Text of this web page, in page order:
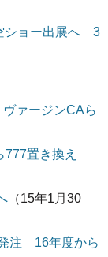
ショー出展へ 3
ァージンCAら
置き換え
（15年1月30
注 16年度から